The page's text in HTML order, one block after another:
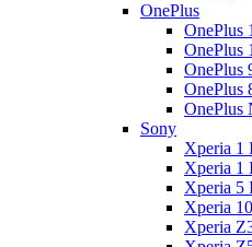
OnePlus
OnePlus
OnePlus
OnePlus
OnePlus
OnePlus
Sony
Xperia 1
Xperia 1
Xperia 5
Xperia
Xperia